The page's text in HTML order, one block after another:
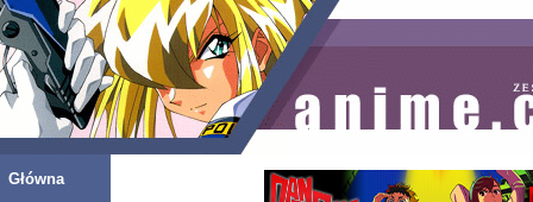
Główna